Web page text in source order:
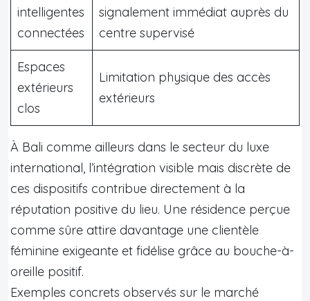
intelligentes
connectées
signalement immédiat auprès du
centre supervisé
Espaces
extérieurs
clos
Limitation physique des accès
extérieurs
À Bali comme ailleurs dans le secteur du luxe
international, l’intégration visible mais discrète de
ces dispositifs contribue directement à la
réputation positive du lieu. Une résidence perçue
comme sûre attire davantage une clientèle
féminine exigeante et fidélise grâce au bouche-à-
oreille positif.
Exemples concrets observés sur le marché